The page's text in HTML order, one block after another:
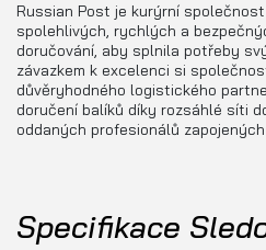
Russian Post je kurýrní
spolehlivých, rychlých a
doručování, aby splnila potřeby
závazkem k excelenci si
důvěryhodného logistického
doručení balíků díky rozsáhlé síti
oddaných profesionálů
Specifikace